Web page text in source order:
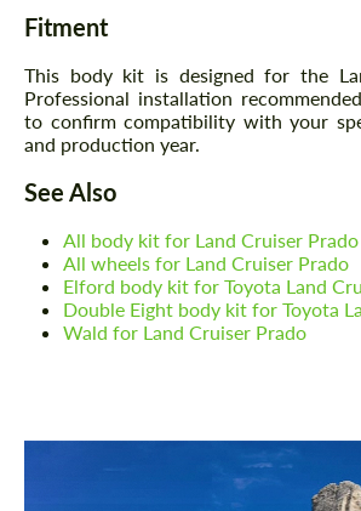
Fitment
This body kit is designed for the
Professional installation
to confirm compatibility with your
and production year.
See Also
All body kit for Land Cruiser Prado
All wheels for Land Cruiser Prado
Elford body kit for Toyota Land
Double Eight body kit for Toyota
Wald for Land Cruiser Prado